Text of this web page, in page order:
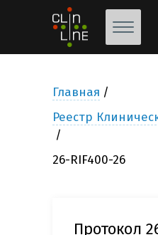
Главная
Реестр
26-RIF400-26
Протокол